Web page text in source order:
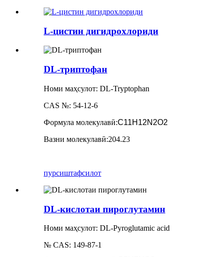
L-цистин дигидрохлориди
DL-триптофан
Номи маҳсулот: DL-Tryptophan
CAS №: 54-12-6
Формула молекулавӣ:C11H12N2O2
Вазни молекулавӣ:204.23
пурсиштафсилот
DL-кислотаи пироглутамин
Номи маҳсулот: DL-Pyroglutamic acid
№ CAS: 149-87-1